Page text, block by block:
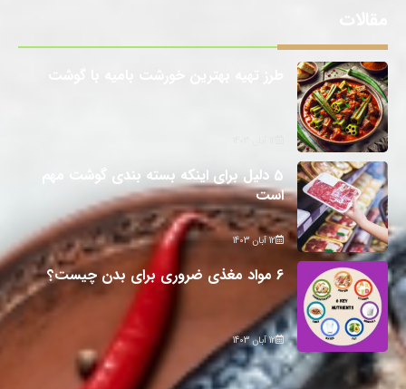
5 دلیل برای اینکه بسته بندی گوشت مهم
است
12 آبان 1403
6 مواد مغذی ضروری برای بدن چیست؟
12 آبان 1403